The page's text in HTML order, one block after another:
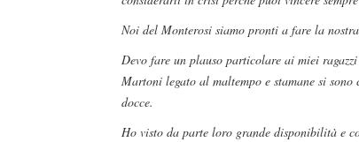
Noi del Monterosi siamo pronti a fare la
Devo fare un plauso particolare ai miei
Martoni legato al maltempo e stamane si
docce.
Ho visto da parte loro grande disponibilità e